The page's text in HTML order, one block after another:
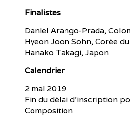
Finalistes
Daniel Arango-Prada,
Hyeon Joon Sohn, Corée
Hanako Takagi, Japon
Calendrier
2 mai 2019
Fin du délai d’inscription
Composition